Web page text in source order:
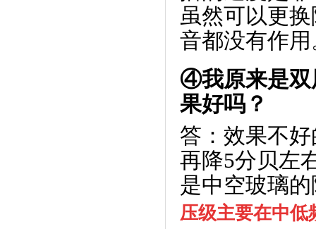
虽然可以更
音都没有作用
④我原来是双
果好吗？
答：效果不
再降5分贝左
是中空玻璃
压级主要在中低